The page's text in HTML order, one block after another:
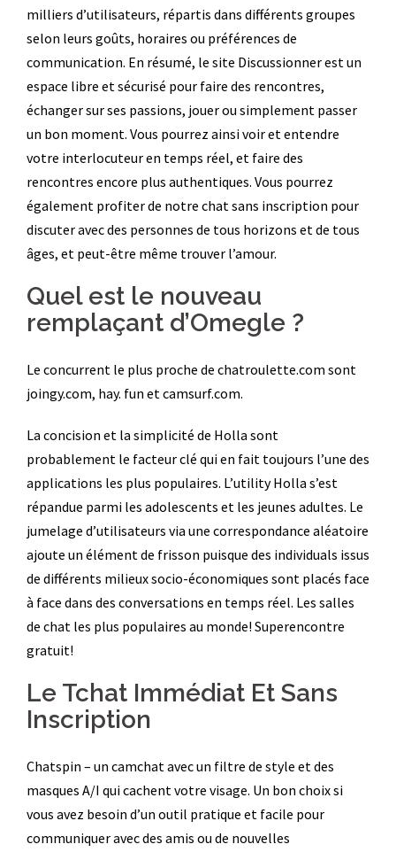
milliers d’utilisateurs, répartis dans différents groupes
selon leurs goûts, horaires ou préférences de
communication. En résumé, le site Discussionner est un
espace libre et sécurisé pour faire des rencontres,
échanger sur ses passions, jouer ou simplement passer
un bon moment. Vous pourrez ainsi voir et entendre
votre interlocuteur en temps réel, et faire des
rencontres encore plus authentiques. Vous pourrez
également profiter de notre chat sans inscription pour
discuter avec des personnes de tous horizons et de tous
âges, et peut-être même trouver l’amour.
Quel est le nouveau
remplaçant d’Omegle ?
Le concurrent le plus proche de chatroulette.com sont
joingy.com, hay. fun et camsurf.com.
La concision et la simplicité de Holla sont
probablement le facteur clé qui en fait toujours l’une des
applications les plus populaires. L’utility Holla s’est
répandue parmi les adolescents et les jeunes adultes. Le
jumelage d’utilisateurs via une correspondance aléatoire
ajoute un élément de frisson puisque des individuals issus
de différents milieux socio-économiques sont placés face
à face dans des conversations en temps réel. Les salles
de chat les plus populaires au monde! Superencontre
gratuit!
Le Tchat Immédiat Et Sans
Inscription
Chatspin – un camchat avec un filtre de style et des
masques A/I qui cachent votre visage. Un bon choix si
vous avez besoin d’un outil pratique et facile pour
communiquer avec des amis ou de nouvelles